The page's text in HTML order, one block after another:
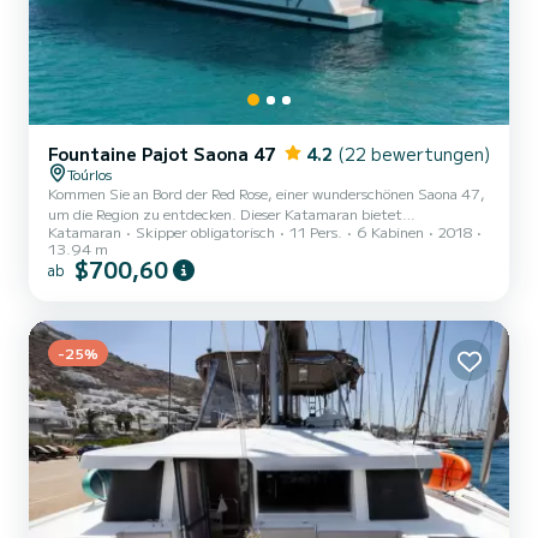
Fountaine Pajot Saona 47 4.2 (22 bewertungen)
Toúrlos
Kommen Sie an Bord der Red Rose, einer wunderschönen Saona 47,
um die Region zu entdecken. Dieser Katamaran bietet
umfassenden Komfort und Leistung auf See. Das Boot verfügt über
5 voll ausgestattete Kabinen und bietet Platz für 12 Personen. Mit
einer Gesamtlänge von 14 Metern ist es Ihr bester Verbündeter,
mit Dusche ausgestattet. Es verfügt über folgende Ausstattung:
A...
Katamaran Skipper obligatorisch 11 Pers. 6 Kabinen
2018
13.94 m
ab $700,60
-25%